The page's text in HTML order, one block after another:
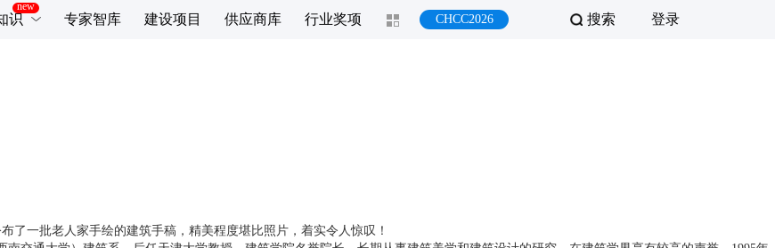
登录
搜索
识 专家智库 建设项目 供应商库 行业奖项 CHCC2026
了一批老人家手绘的建筑手稿，精美程度堪比照片，着实令人惊叹！